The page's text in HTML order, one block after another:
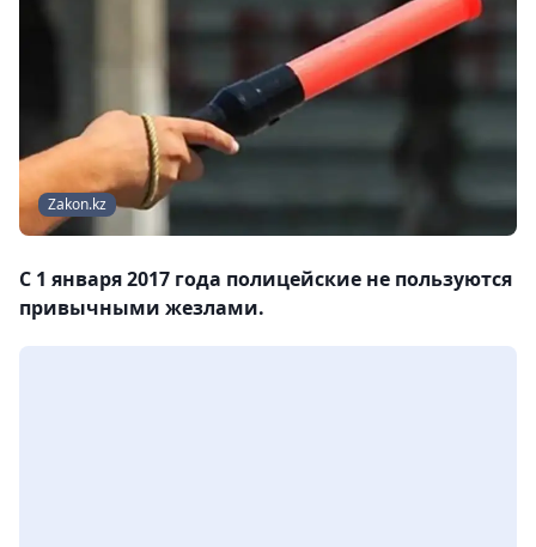
Zakon.kz
С 1 января 2017 года полицейские не пользуются
привычными жезлами.